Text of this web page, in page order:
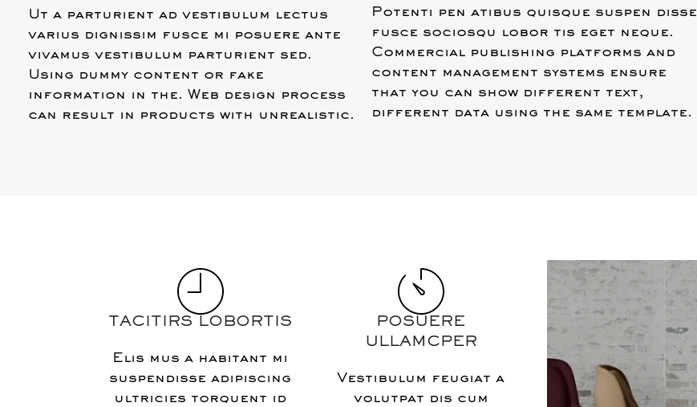
Ut a parturient ad vestibulum lectus
varius dignissim fusce mi posuere ante
vivamus vestibulum parturient sed.
Using dummy content or fake
information in the. Web design process
can result in products with unrealistic.
Potenti pen atibus quisque suspen disse
fusce sociosqu lobor tis eget neque.
Commercial publishing platforms and
content management systems ensure
that you can show different text,
different data using the same template.
TACITIRS LOBORTIS
Elis mus a habitant mi
suspendisse adipiscing
ultricies torquent id
POSUERE
ULLAMCPER
Vestibulum feugiat a
volutpat dis cum